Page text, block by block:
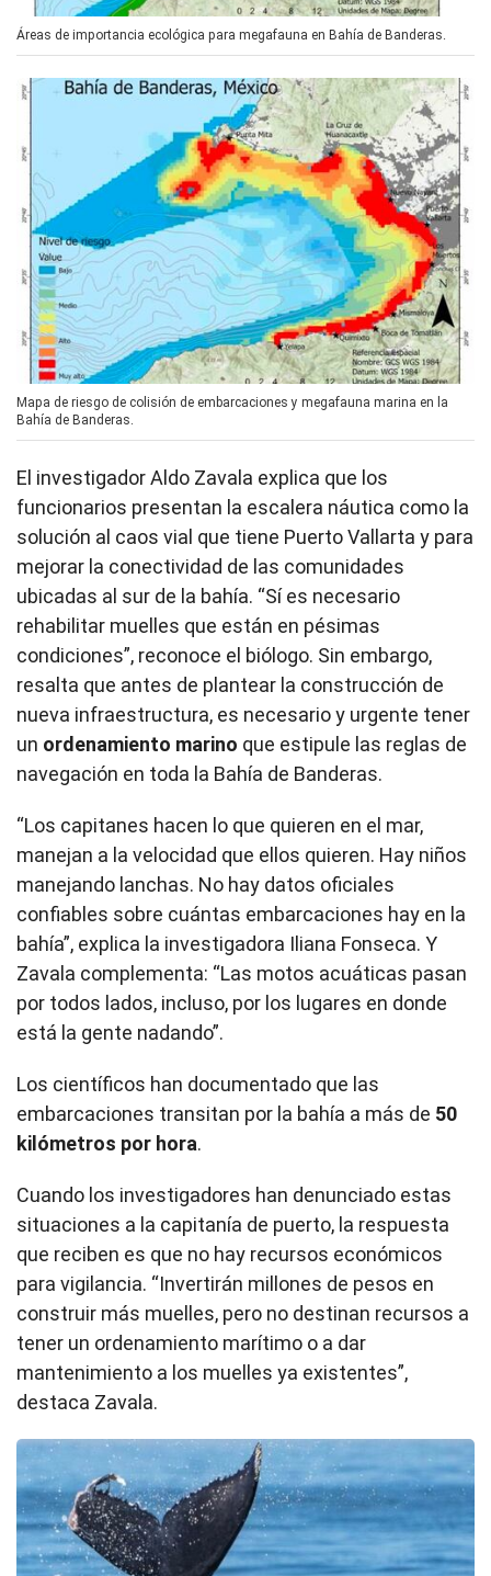
Áreas de importancia ecológica para megafauna en Bahía de Banderas.
Mapa de riesgo de colisión de embarcaciones y megafauna marina en la
Bahía de Banderas.
El investigador Aldo Zavala explica que los
funcionarios presentan la escalera náutica como la
solución al caos vial que tiene Puerto Vallarta y para
mejorar la conectividad de las comunidades
ubicadas al sur de la bahía. “Sí es necesario
rehabilitar muelles que están en pésimas
condiciones”, reconoce el biólogo. Sin embargo,
resalta que antes de plantear la construcción de
nueva infraestructura, es necesario y urgente tener
un ordenamiento marino que estipule las reglas de
navegación en toda la Bahía de Banderas.
“Los capitanes hacen lo que quieren en el mar,
manejan a la velocidad que ellos quieren. Hay niños
manejando lanchas. No hay datos oficiales
confiables sobre cuántas embarcaciones hay en la
bahía”, explica la investigadora Iliana Fonseca. Y
Zavala complementa: “Las motos acuáticas pasan
por todos lados, incluso, por los lugares en donde
está la gente nadando”.
Los científicos han documentado que las
embarcaciones transitan por la bahía a más de 50
kilómetros por hora.
Cuando los investigadores han denunciado estas
situaciones a la capitanía de puerto, la respuesta
que reciben es que no hay recursos económicos
para vigilancia. “Invertirán millones de pesos en
construir más muelles, pero no destinan recursos a
tener un ordenamiento marítimo o a dar
mantenimiento a los muelles ya existentes”,
destaca Zavala.